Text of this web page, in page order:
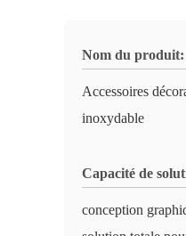
Nom du produit:
Accessoires
inoxydable
Capacité de
conception